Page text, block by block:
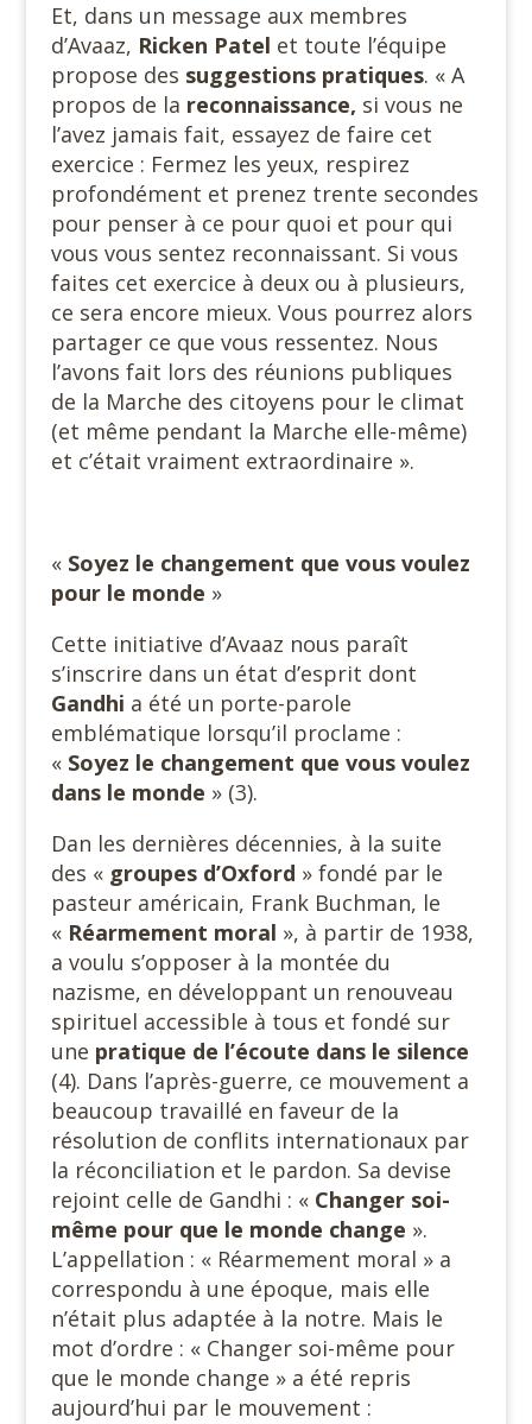
Et, dans un message aux membres
d’Avaaz, Ricken Patel et toute l’équipe
propose des suggestions pratiques. « A
propos de la reconnaissance, si vous ne
l’avez jamais fait, essayez de faire cet
exercice : Fermez les yeux, respirez
profondément et prenez trente secondes
pour penser à ce pour quoi et pour qui
vous vous sentez reconnaissant. Si vous
faites cet exercice à deux ou à plusieurs,
ce sera encore mieux. Vous pourrez alors
partager ce que vous ressentez. Nous
l’avons fait lors des réunions publiques
de la Marche des citoyens pour le climat
(et même pendant la Marche elle-même)
et c’était vraiment extraordinaire ».
« Soyez le changement que vous voulez
pour le monde »
Cette initiative d’Avaaz nous paraît
s’inscrire dans un état d’esprit dont
Gandhi a été un porte-parole
emblématique lorsqu’il proclame :
« Soyez le changement que vous voulez
dans le monde » (3).
Dan les dernières décennies, à la suite
des « groupes d’Oxford » fondé par le
pasteur américain, Frank Buchman, le
« Réarmement moral », à partir de 1938,
a voulu s’opposer à la montée du
nazisme, en développant un renouveau
spirituel accessible à tous et fondé sur
une pratique de l’écoute dans le silence
(4). Dans l’après-guerre, ce mouvement a
beaucoup travaillé en faveur de la
résolution de conflits internationaux par
la réconciliation et le pardon. Sa devise
rejoint celle de Gandhi : « Changer soi-
même pour que le monde change ».
L’appellation : « Réarmement moral » a
correspondu à une époque, mais elle
n’était plus adaptée à la notre. Mais le
mot d’ordre : « Changer soi-même pour
que le monde change » a été repris
aujourd’hui par le mouvement :